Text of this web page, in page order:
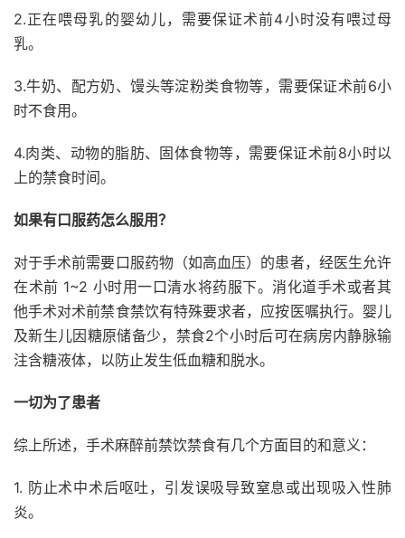
2.正在喂母乳的婴幼儿，需要保证术前4小时没有喂过母
乳。
3.牛奶、配方奶、馒头等淀粉类食物等，需要保证术前6小
时不食用。
4.肉类、动物的脂肪、固体食物等，需要保证术前8小时以
上的禁食时间。
如果有口服药怎么服用？
对于手术前需要口服药物（如高血压）的患者，经医生允许
在术前 1~2 小时用一口清水将药服下。消化道手术或者其
他手术对术前禁食禁饮有特殊要求者，应按医嘱执行。婴儿
及新生儿因糖原储备少，禁食2个小时后可在病房内静脉输
注含糖液体，以防止发生低血糖和脱水。
一切为了患者
综上所述，手术麻醉前禁饮禁食有几个方面目的和意义：
1. 防止术中术后呕吐，引发误吸导致窒息或出现吸入性肺
炎。